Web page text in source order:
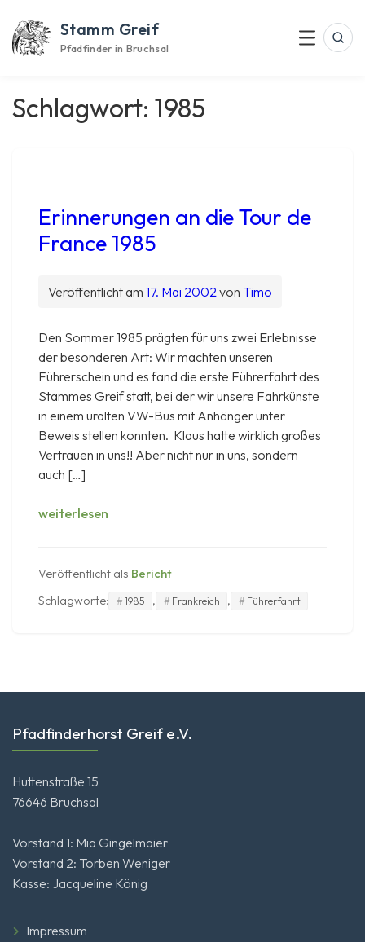
content
Stamm Greif
Pfadfinder in Bruchsal Menu
Schlagwort: 1985
Erinnerungen an die Tour de
France 1985
Veröffentlicht am 17. Mai 2002von Timo
Den Sommer 1985 prägten für uns zwei Erlebnisse
der besonderen Art: Wir machten unseren
Führerschein und es fand die erste Führerfahrt des
Stammes Greif statt, bei der wir unsere Fahrkünste
in einem uralten VW-Bus mit Anhänger unter
Beweis stellen konnten. ​ Klaus hatte wirklich großes
Vertrauen in uns!! Aber nicht nur in uns, sondern
auch […]
weiterlesen
Tour
Veröffentlicht als Bericht
Schlagworte:
1985 , Frankreich , Führerfahrt
Pfadfinderhorst Greif e.V.
Huttenstraße 15
76646 Bruchsal
Vorstand 1: Mia Gingelmaier
Vorstand 2: Torben Weniger
Kasse: Jacqueline König
Impressum